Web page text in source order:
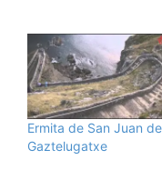
Ermita de San Juan de
Gaztelugatxe